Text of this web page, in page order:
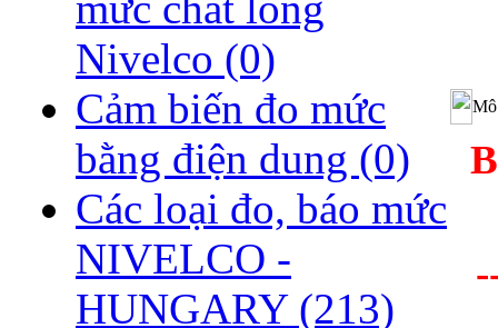
Nivelco (0)
Cảm biến đo mức
bằng điện dung (0)
Các loại đo, báo mức
NIVELCO -
HUNGARY (213)
Mô